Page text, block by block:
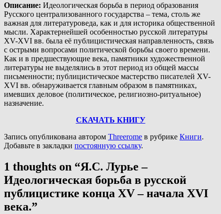
Описание: Идеологическая борьба в период образования
Русского централизованного государства – тема, столь же
важная для литературоведа, как и для историка общественной
мысли. Характернейшей особенностью русской литературы
XV-XVI вв. была её публицистическая направленность, связь
с острыми вопросами политической борьбы своего времени.
Как и в предшествующие века, памятники художественной
литературы не выделялись в этот период из общей массы
письменности; публицистическое мастерство писателей XV-
XVI вв. обнаруживается главным образом в памятниках,
имевших деловое (политическое, религиозно-ритуальное)
назначение.
СКАЧАТЬ КНИГУ
Запись опубликована автором Threerome в рубрике Книги.
Добавьте в закладки постоянную ссылку.
1 thoughts on “Я.С. Лурье –
Идеологическая борьба в русской
публицистике конца XV – начала XVI
века.”